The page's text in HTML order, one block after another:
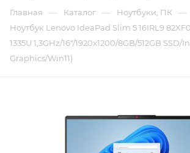
Главная — Каталог — Ноутбуки, ПК —
Ноутбук Lenovo IdeaPad Slim 5 16IRL9
1335U 1,3GHz/16"/1920x1200/8GB/512GB SSD/
Graphics/Win11)